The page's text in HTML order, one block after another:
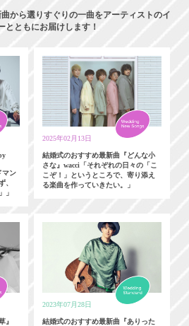
から選りすぐりの一曲をアーティストのイ
とともにお届けします！
マン
、
」
2025年02月13日
結婚式のおすすめ最新曲『どんな小
さな』wacci「それぞれの日々の「こ
こぞ！」というところで、寄り添え
る楽曲を作っていきたい。」
』
2023年07月28日
結婚式のおすすめ最新曲『ありった